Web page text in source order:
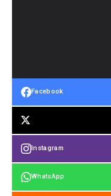
Facebook
Instagram
WhatsApp